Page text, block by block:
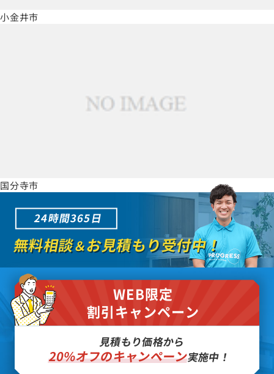
小金井市
国分寺市
24時間365日
無料相談＆お見積もり受付中！
WEB限定
割引キャンペーン
見積もり価格から
20%オフのキャンペーン実施中！